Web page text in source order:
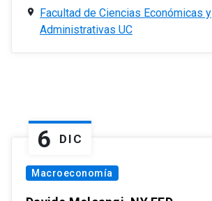
Facultad de Ciencias Económicas y
Administrativas UC
6 DIC
Macroeconomía